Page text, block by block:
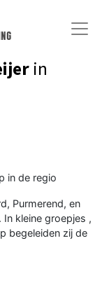
in
in de regio
Purmerend, en
kleine groepjes ,
begeleiden zij de